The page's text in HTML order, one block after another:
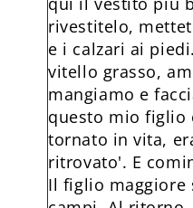
rivestitelo,
e i calzari ai
vitello grasso,
mangiamo e
questo mio figlio
tornato in vita,
ritrovato'. E
Il figlio maggiore